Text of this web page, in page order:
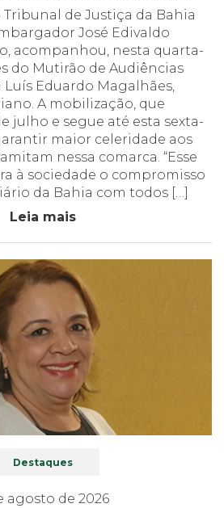
de Justiça da Bahia
José Edivaldo
acompanhou, nesta quarta-
do Mutirão de Audiências
Eduardo Magalhães,
A mobilização, que
julho e segue até esta sexta-
maior celeridade aos
nessa comarca. “Esse
à sociedade o compromisso
da Bahia com todos […]
Leia mais
Destaques
agosto de 2026